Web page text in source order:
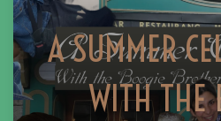
A SUMMER
WITH THE